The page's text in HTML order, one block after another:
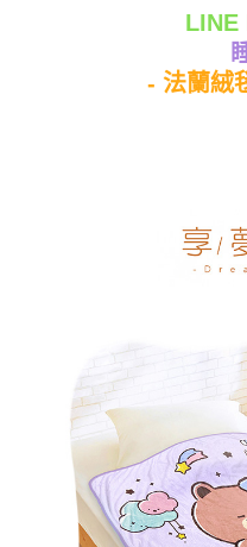
每筆NT$80，滿NT$699(含以
LINE
- 法蘭絨